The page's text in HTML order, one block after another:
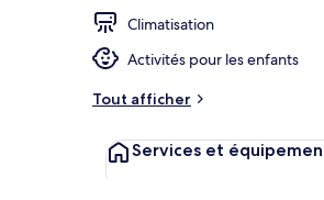
Climatisation
Activités pour les enfants
Tout afficher
Services et